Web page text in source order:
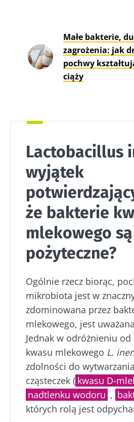
Małe bakterie,
zagrożenia: jak
pochwy
ciąży
Lactobacillus
wyjątek
że bakterie
mlekowego są
pożyteczne?
Ogólnie rzecz biorąc,
mikrobiota jest w
zdominowana przez
mlekowego, jest
Jednak w odróżnieniu
kwasu mlekowego L.
zdolności do
cząsteczek ( kwasu D-
nadtlenku wodoru ,
których rolą jest
Zamierzasz przekierować i
stronę internetową
Zostać przekierowany
Bądź na
Dołącz do społeczności
miesiącu odbieraj „The
bieżąco z najnowszymi
mikrobiocie
Chcę zaprenumerować
Nie
szybko!
Dołącz do społeczności
miesiącu odbieraj „The
bieżąco z najnowszymi
mikrobiocie
Chcę zaprenumerować
Biocodexu
Zapoznałem się i
korzystania ipolityka
osobowychBiocodex
* Pole obowiązkowe
BMI 20-35